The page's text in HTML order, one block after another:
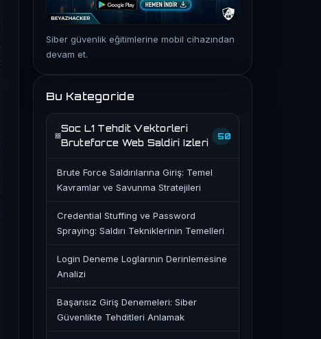
Siber güvenlik eğitimlerine mobil cihazından
devam et.
Bu Kategoride
Soc L1 Tehdit Vektorleri
Bruteforce Web Saldiri Izleri
50
Brute Force Saldırılarına Giriş: Temel
Kavramlar ve Savunma Stratejileri
Credential Stuffing ve Password
Spraying: Saldırı Tekniklerinin Temelleri
Login Deneme Loglarının Derinlemesine
Analizi
Başarısız Giriş Denemeleri: Siber
Güvenlikte Tehditleri Anlamak